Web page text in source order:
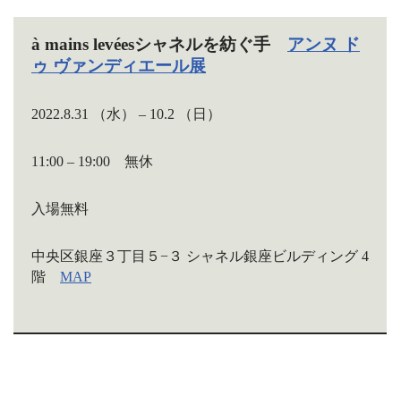
à mains levéesシャネルを紡ぐ手 アンヌ
ド
ゥ ヴァンディエール展
2022.8.31 （水） – 10.2 （日）
11:00 – 19:00 無休
入場無料
中央区銀座３丁目５−３ シャネル銀座ビルディング 4
階 MAP